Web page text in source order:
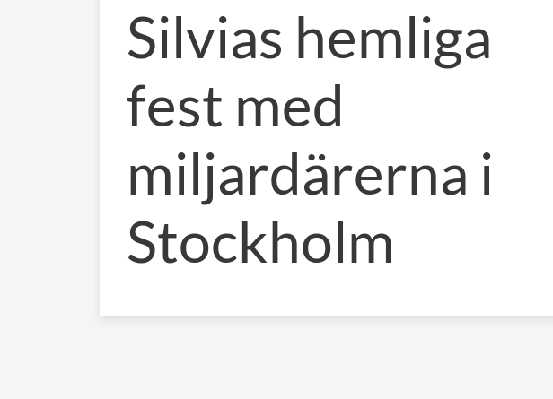
Silvias hemliga
fest med
miljardärerna i
Stockholm